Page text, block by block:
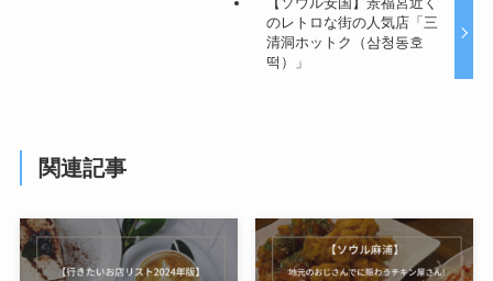
のレトロな街の人気店「三
清洞ホットク（삼청동호
떡）」
関連記事